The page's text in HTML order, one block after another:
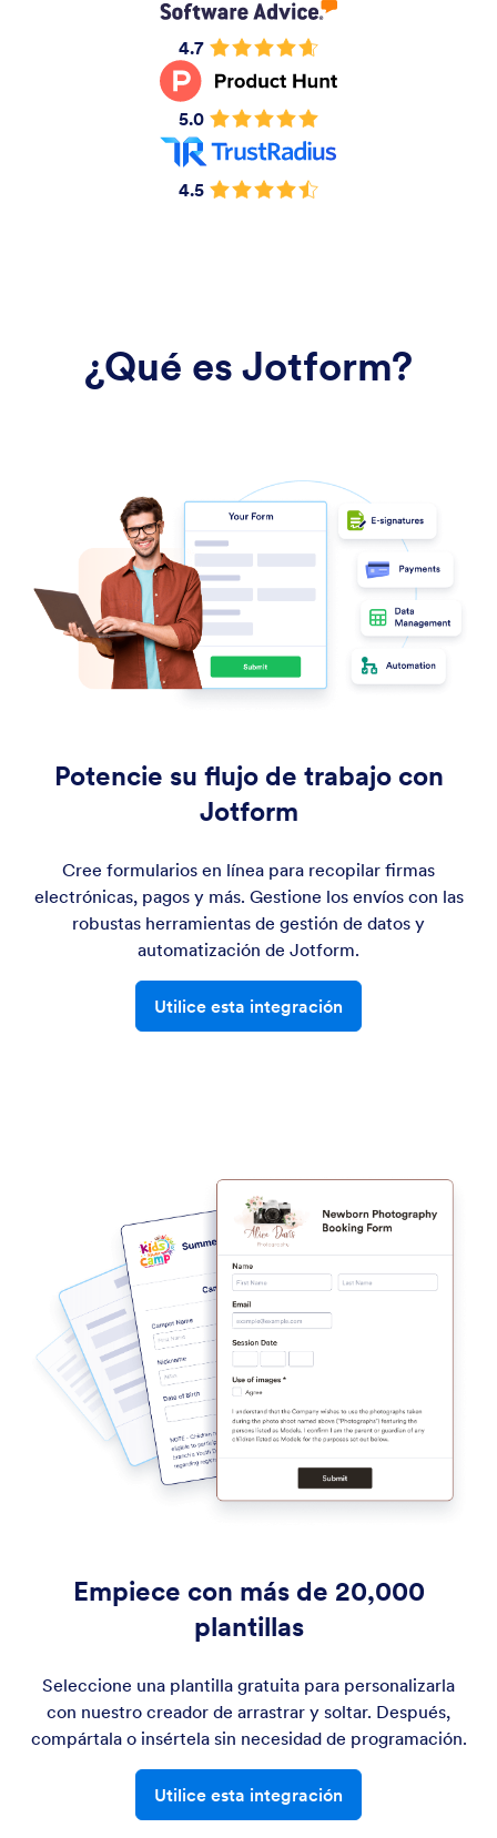
4.7
5.0
4.5
¿Qué es Jotform?
Potencie su flujo de trabajo con
Jotform
Cree formularios en línea para recopilar firmas
electrónicas, pagos y más. Gestione los envíos con las
robustas herramientas de gestión de datos y
automatización de Jotform.
Utilice esta integración
Empiece con más de 20,000
plantillas
Seleccione una plantilla gratuita para personalizarla
con nuestro creador de arrastrar y soltar. Después,
compártala o insértela sin necesidad de programación.
Utilice esta integración